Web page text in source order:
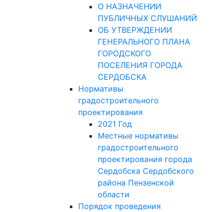
О НАЗНАЧЕНИИ
ПУБЛИЧНЫХ СЛУШАНИЙ
ОБ УТВЕРЖДЕНИИ
ГЕНЕРАЛЬНОГО ПЛАНА
ГОРОДСКОГО
ПОСЕЛЕНИЯ ГОРОДА
СЕРДОБСКА
Нормативы
градостроительного
проектирования
2021 Год
Местные нормативы
градостроительного
проектирования города
Сердобска Сердобского
района Пензенской
области
Порядок проведения